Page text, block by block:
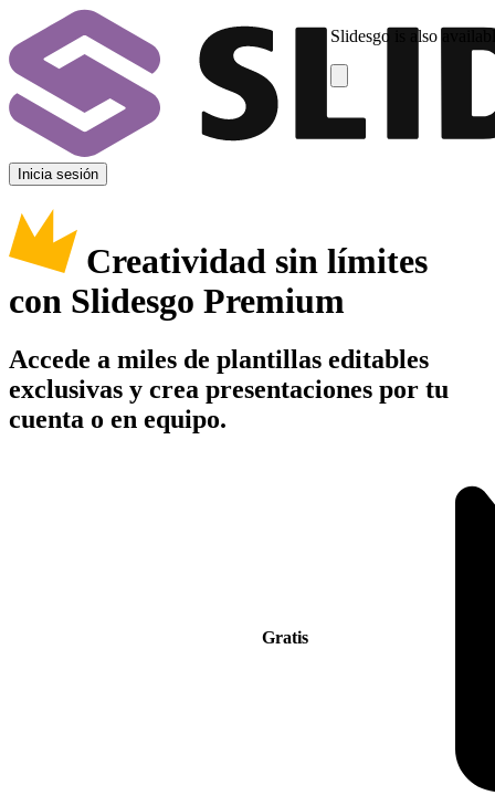
Slidesgo is also
Inicia sesión
Creatividad sin límites
con Slidesgo Premium
Accede a miles de plantillas editables
exclusivas y crea presentaciones por tu
cuenta o en equipo.
Gratis